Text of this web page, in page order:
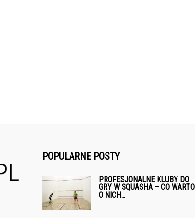
POPULARNE POSTY
PROFESJONALNE KLUBY DO
GRY W SQUASHA – CO WARTO
O NICH...